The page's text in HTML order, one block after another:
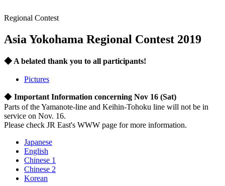
Regional Contest
Asia Yokohama Regional Contest 2019
◆ A belated thank you to all participants!
Pictures
◆ Important Information concerning Nov 16 (Sat)
Parts of the Yamanote-line and Keihin-Tohoku line will not be in
service on Nov. 16.
Please check JR East's WWW page for more information.
Japanese
English
Chinese 1
Chinese 2
Korean